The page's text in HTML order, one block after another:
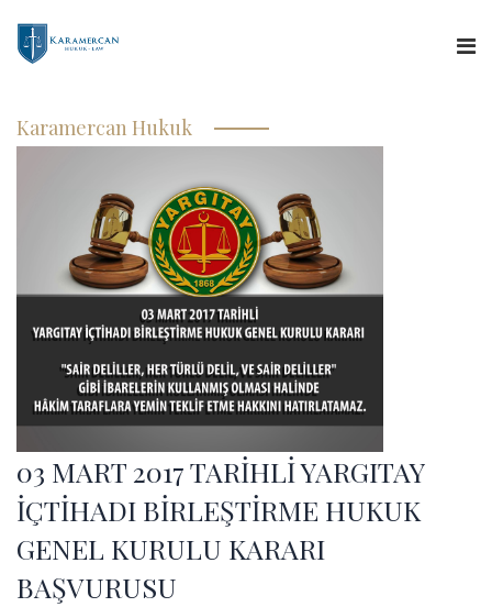
Hizmetlerimiz
Uzman Görüşü
Yargıtay Kararları
Basında Biz
İletişim
Karamercan Hukuk
03 MART 2017 TARİHLİ YARGITAY
İÇTİHADI BİRLEŞTİRME HUKUK
GENEL KURULU KARARI
BAŞVURUSU